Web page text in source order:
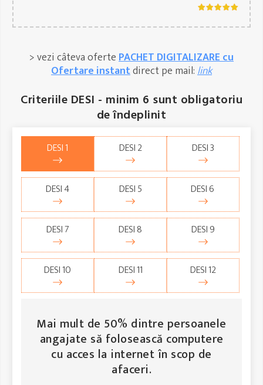
> vezi câteva ofertePACHET DIGITALIZARE cu
Ofertare instantdirect pe mail:link
Criteriile DESI - minim 6 sunt obligatoriu
de îndeplinit
DESI 1 DESI 2 DESI 3
DESI 4 DESI 5 DESI 6
DESI 7 DESI 8 DESI 9
DESI 10 DESI 11 DESI 12
Mai mult de 50% dintre persoanele
angajate să folosească computere
cu acces la internet în scop de
afaceri.